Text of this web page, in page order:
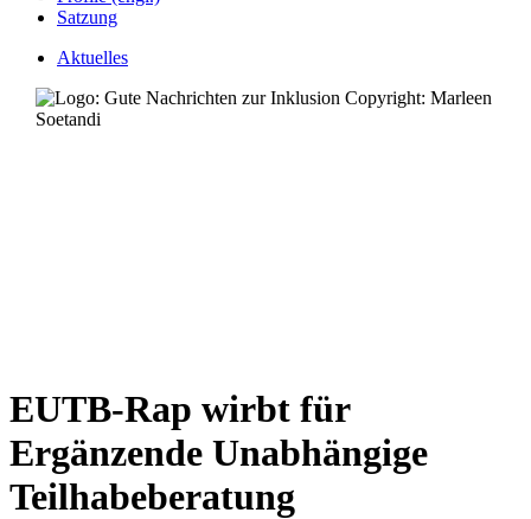
Satzung
Aktuelles
EUTB-Rap wirbt für
Ergänzende Unabhängige
Teilhabeberatung